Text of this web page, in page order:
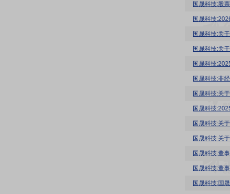
国晟科技:股
国晟科技
国晟科技:关
国晟科技:关
国晟科技
国晟科技:非
国晟科技:关
国晟科技
国晟科技:关
国晟科技:关
国晟科技:董
国晟科技:董